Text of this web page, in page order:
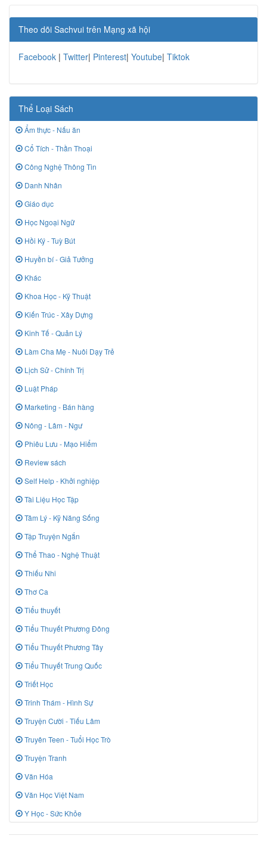
Theo dõi Sachvui trên Mạng xã hội
Facebook | Twitter| Pinterest| Youtube| Tiktok
Thể Loại Sách
Ẩm thực - Nấu ăn
Cổ Tích - Thần Thoại
Công Nghệ Thông Tin
Danh Nhân
Giáo dục
Học Ngoại Ngữ
Hồi Ký - Tuỳ Bút
Huyền bí - Giả Tưởng
Khác
Khoa Học - Kỹ Thuật
Kiến Trúc - Xây Dựng
Kinh Tế - Quản Lý
Làm Cha Mẹ - Nuôi Dạy Trẻ
Lịch Sử - Chính Trị
Luật Pháp
Marketing - Bán hàng
Nông - Lâm - Ngư
Phiêu Lưu - Mạo Hiểm
Review sách
Self Help - Khởi nghiệp
Tài Liệu Học Tập
Tâm Lý - Kỹ Năng Sống
Tập Truyện Ngắn
Thể Thao - Nghệ Thuật
Thiếu Nhi
Thơ Ca
Tiểu thuyết
Tiểu Thuyết Phương Đông
Tiểu Thuyết Phương Tây
Tiểu Thuyết Trung Quốc
Triết Học
Trinh Thám - Hình Sự
Truyện Cười - Tiếu Lâm
Truyên Teen - Tuổi Học Trò
Truyện Tranh
Văn Hóa
Văn Học Việt Nam
Y Học - Sức Khỏe